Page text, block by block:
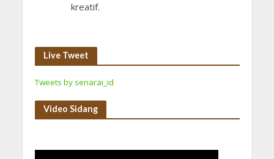
kreatif.
Live Tweet
Tweets by senarai_id
Video Sidang